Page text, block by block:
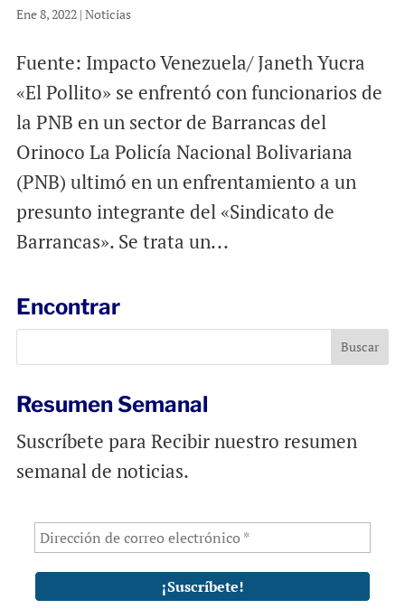
Ene 8, 2022| Noticias
Fuente: Impacto Venezuela/ Janeth Yucra
«El Pollito» se enfrentó con funcionarios de
la PNB en un sector de Barrancas del
Orinoco La Policía Nacional Bolivariana
(PNB) ultimó en un enfrentamiento a un
presunto integrante del «Sindicato de
Barrancas». Se trata un...
Encontrar
Resumen Semanal
Suscríbete para Recibir nuestro resumen
semanal de noticias.